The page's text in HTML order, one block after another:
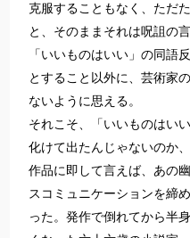
克服することもなく、ただ
と、そのままそれは呪詛の
「いいものはいい」の同語
とすること以外に、芸術家
ないように思える。
それこそ、「いいものはい
化けて出たんじゃないのか
作品に即して言えば、あの
スコミュニケーションを締
った。発作で倒れてから半